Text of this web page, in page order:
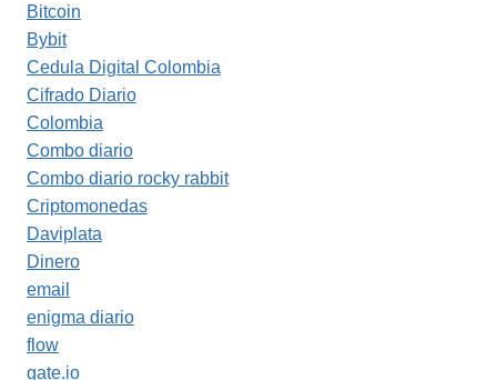
Bitcoin
Bybit
Cedula Digital Colombia
Cifrado Diario
Colombia
Combo diario
Combo diario rocky rabbit
Criptomonedas
Daviplata
Dinero
email
enigma diario
flow
gate.io